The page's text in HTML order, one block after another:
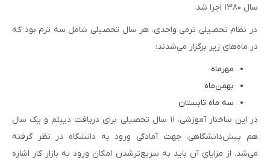
سال ۱۳۸۰ اجرا شد.
در نظام تحصیلی ترمی واحدی، هر سال تحصیلی شامل سه ترم بود که
در ماه‌های زیر برگزار می‌شدند:
مهرماه
بهمن‌ماه
سه ماه تابستان
در این ساختار آموزشی، ۱۱ سال تحصیلی برای دریافت دیپلم و یک سال
هم پیش‌دانشگاهی، جهت آمادگی ورود به دانشگاه در نظر گرفته
می‌شد. از مزایای آن باید به سریع‌ترشدن امکان ورود به بازار کار اشاره